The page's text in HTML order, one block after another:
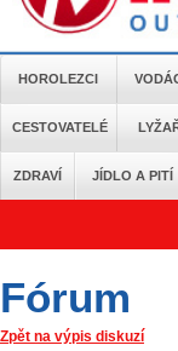
HOROLEZCI
CESTOVATELÉ
ZDRAVÍ JÍDLO A PITÍ
Fórum
Zpět na výpis diskuzí